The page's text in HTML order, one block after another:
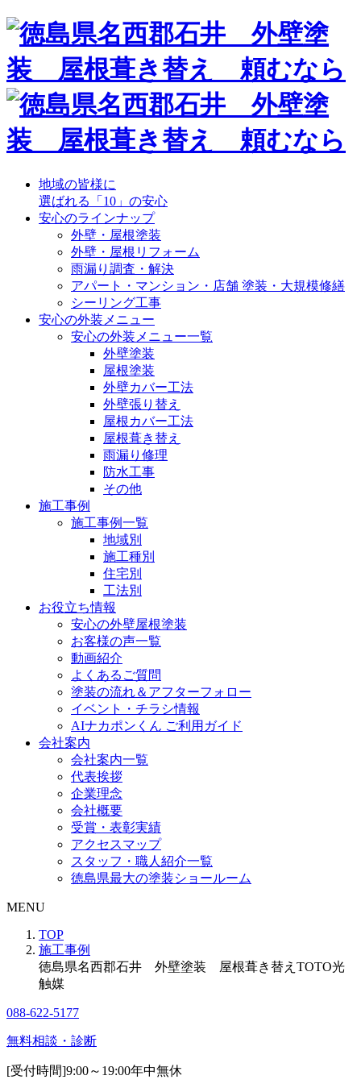
地域の皆様に
選ばれる「10」の安心
安心のラインナップ
外壁・屋根塗装
外壁・屋根リフォーム
雨漏り調査・解決
アパート・マンション・店舗 塗装・大規模修繕
シーリング工事
安心の外装メニュー
安心の外装メニュー一覧
外壁塗装
屋根塗装
外壁カバー工法
外壁張り替え
屋根カバー工法
屋根葺き替え
雨漏り修理
防水工事
その他
施工事例
施工事例一覧
地域別
施工種別
住宅別
工法別
お役立ち情報
安心の外壁屋根塗装
お客様の声一覧
動画紹介
よくあるご質問
塗装の流れ＆アフターフォロー
イベント・チラシ情報
AIナカポンくん ご利用ガイド
会社案内
会社案内一覧
代表挨拶
企業理念
会社概要
受賞・表彰実績
アクセスマップ
スタッフ・職人紹介一覧
徳島県最大の塗装ショールーム
MENU
TOP
施工事例
徳島県名西郡石井 外壁塗装 屋根葺き替えTOTO光
触媒
088-622-5177
無料相談・診断
[受付時間]9:00～19:00年中無休